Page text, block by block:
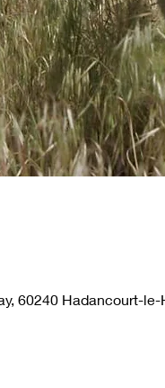
60240 Hadancourt-